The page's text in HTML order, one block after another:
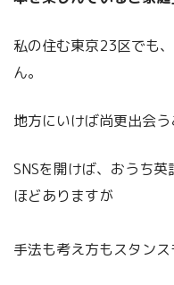
私の住む東京23区でも
ん。
地方にいけば尚更出会う
SNSを開けば、おうち
ほどありますが
手法も考え方もスタンス